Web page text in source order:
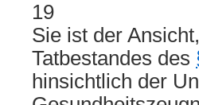
19
Sie ist der
Tatbestandes des
hinsichtlich der